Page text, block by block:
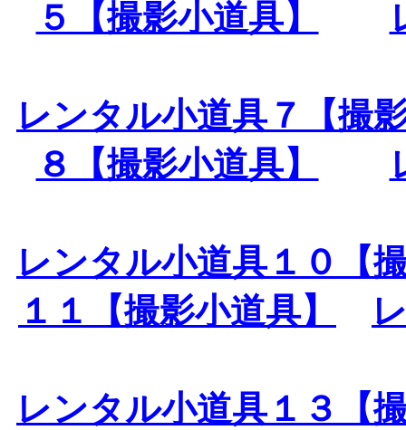
５【撮影小道具】
レンタル小道具７【撮
８【撮影小道具】
レンタル小道具１０【
１１【撮影小道具】
レンタル小道具１３【